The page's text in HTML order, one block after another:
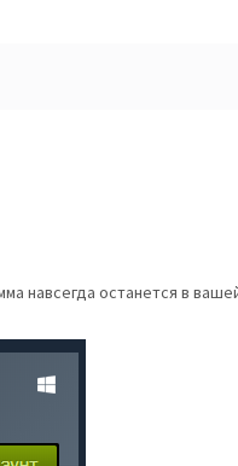
навсегда останется в